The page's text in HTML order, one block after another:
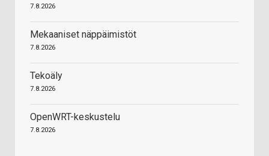
7.8.2026
Mekaaniset näppäimistöt
7.8.2026
Tekoäly
7.8.2026
OpenWRT-keskustelu
7.8.2026